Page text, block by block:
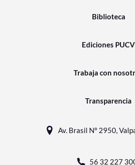
Biblioteca
Ediciones PUCV
Trabaja con
Transparencia
Av. Brasil N° 2950,
56 32 227